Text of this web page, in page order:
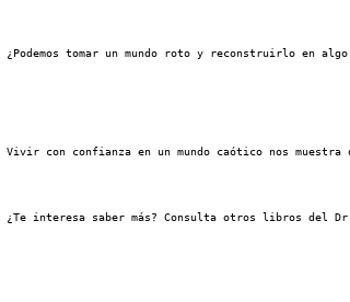
¿Podemos tomar un mundo roto y reconstruirlo en
Vivir con confianza en un mundo caótico nos
¿Te interesa saber más? Consulta otros libros del Dr.